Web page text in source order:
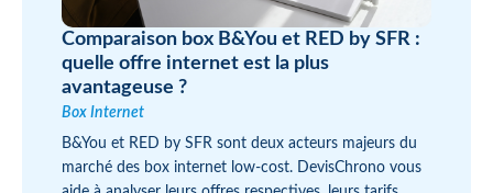
Comparaison box B&You et RED by SFR :
quelle offre internet est la plus
avantageuse ?
Box Internet
B&You et RED by SFR sont deux acteurs majeurs du
marché des box internet low-cost. DevisChrono vous